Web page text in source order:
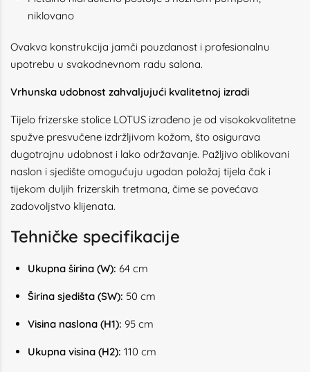
niklovano
Ovakva konstrukcija jamči pouzdanost i profesionalnu
upotrebu u svakodnevnom radu salona.
Vrhunska udobnost zahvaljujući kvalitetnoj izradi
Tijelo frizerske stolice LOTUS izrađeno je od visokokvalitetne
spužve presvučene izdržljivom kožom, što osigurava
dugotrajnu udobnost i lako održavanje. Pažljivo oblikovani
naslon i sjedište omogućuju ugodan položaj tijela čak i
tijekom duljih frizerskih tretmana, čime se povećava
zadovoljstvo klijenata.
Tehničke specifikacije
Ukupna širina (W): 64 cm
Širina sjedišta (SW): 50 cm
Visina naslona (H1): 95 cm
Ukupna visina (H2): 110 cm